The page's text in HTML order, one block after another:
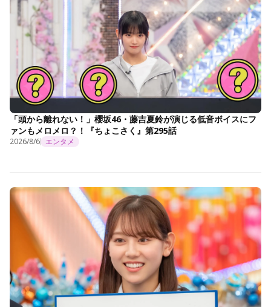
「頭から離れない！」櫻坂46・藤吉夏鈴が演じる低音ボイスにフ
ァンもメロメロ？！『ちょこさく』第295話
2026/8/6 エンタメ